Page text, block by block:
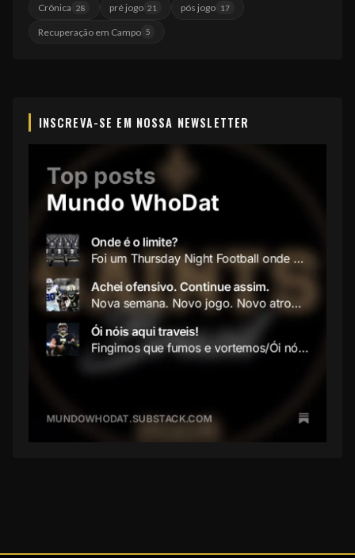
Crônica 28 pré jogo 21 pós jogo 17
Recuperação em Campo 5
INSCREVA-SE EM NOSSA NEWSLETTER